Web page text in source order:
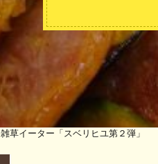
雑草イーター「スベリヒユ第２弾」